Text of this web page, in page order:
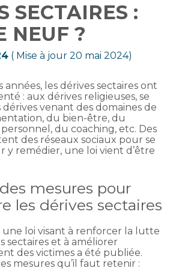
SECTAIRES :
NEUF ?
( Mise à jour 20 mai 2024)
les dérives sectaires ont
: aux dérives religieuses, se
venant des domaines de
du bien-être, du
du coaching, etc. Des
des réseaux sociaux pour se
y remédier, une loi vient d’être
mesures pour
les dérives sectaires
une loi visant à renforcer la lutte
sectaires et à améliorer
des victimes a été publiée.
mesures qu’il faut retenir :